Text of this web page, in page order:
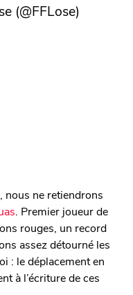
(@FFLose)
nous ne retiendrons
. Premier joueur de
rouges, un record
assez détourné les
: le déplacement en
à l’écriture de ces